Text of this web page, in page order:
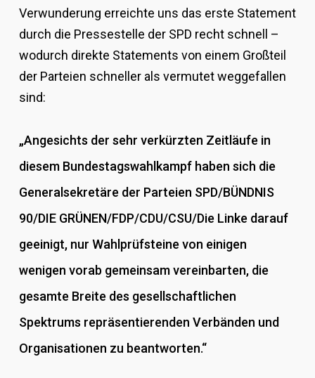
Verwunderung erreichte uns das erste Statement
durch die Pressestelle der SPD recht schnell –
wodurch direkte Statements von einem Großteil
der Parteien schneller als vermutet weggefallen
sind:
„Angesichts der sehr verkürzten Zeitläufe in
diesem Bundestagswahlkampf haben sich die
Generalsekretäre der Parteien SPD/BÜNDNIS
90/DIE GRÜNEN/FDP/CDU/CSU/Die Linke darauf
geeinigt, nur Wahlprüfsteine von einigen
wenigen vorab gemeinsam vereinbarten, die
gesamte Breite des gesellschaftlichen
Spektrums repräsentierenden Verbänden und
Organisationen zu beantworten.“